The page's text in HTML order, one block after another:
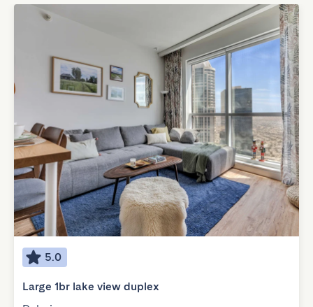
5.0
Large 1br lake view duplex